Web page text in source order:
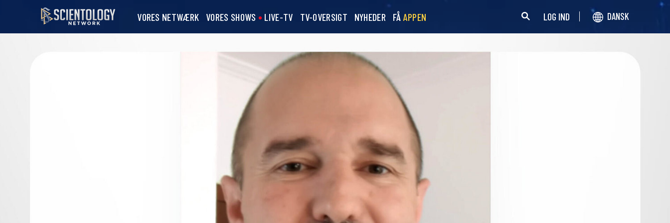
VORES NETWÆRK VORES SHOWS LIVE-TV TV-OVERSIGT NYHEDER FÅ APPEN LOG IND DANSK